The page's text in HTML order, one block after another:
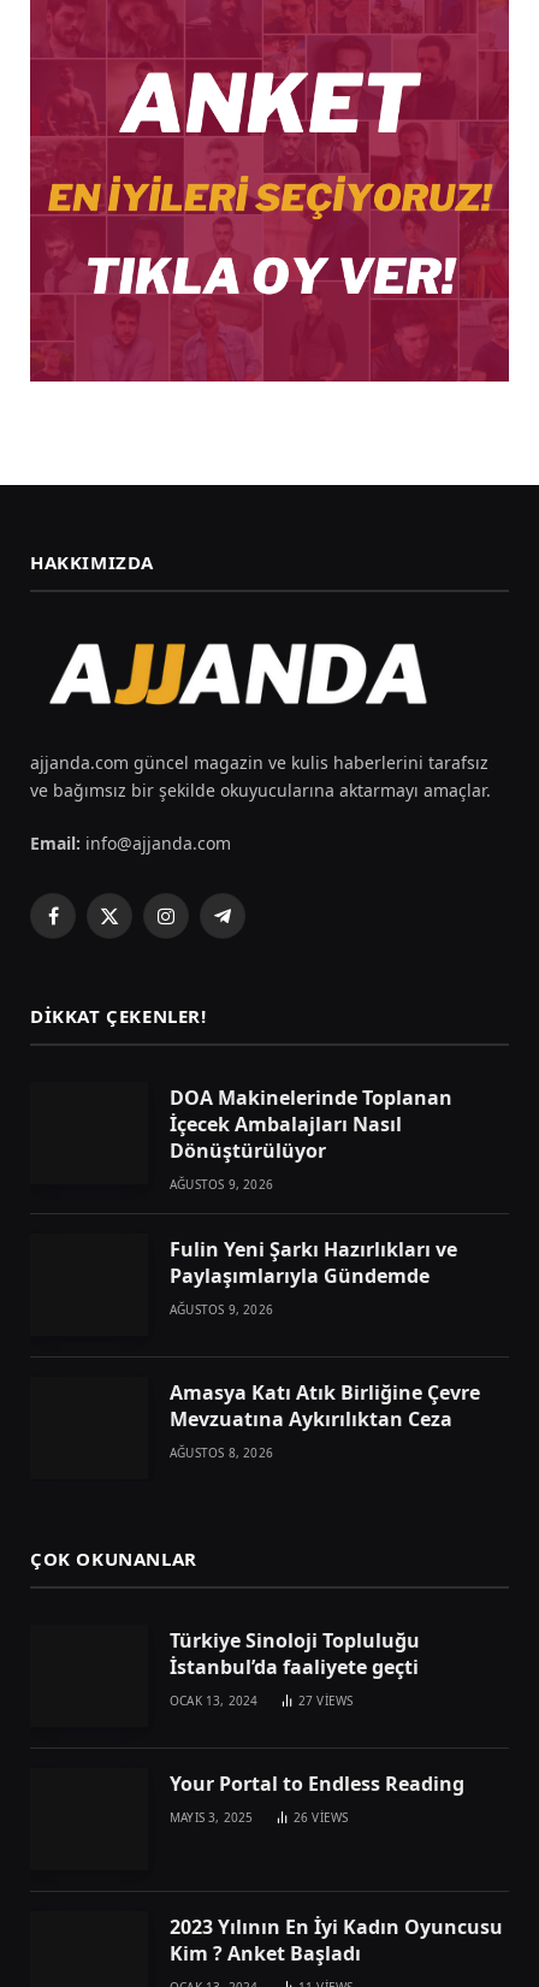
HAKKIMIZDA
ajjanda.com güncel magazin ve kulis haberlerini tarafsız
ve bağımsız bir şekilde okuyucularına aktarmayı amaçlar.
Email: info@ajjanda.com
Facebook
X
InstagramTelegram
DIKKAT ÇEKENLER!
DOA Makinelerinde Toplanan
İçecek Ambalajları Nasıl
Dönüştürülüyor
AĞUSTOS 9, 2026
Fulin Yeni Şarkı Hazırlıkları ve
Paylaşımlarıyla Gündemde
AĞUSTOS 9, 2026
Amasya Katı Atık Birliğine Çevre
Mevzuatına Aykırılıktan Ceza
AĞUSTOS 8, 2026
ÇOK OKUNANLAR
Türkiye Sinoloji Topluluğu
İstanbul’da faaliyete geçti
OCAK 13, 2024 27VIEWS
Your Portal to Endless Reading
MAYIS 3, 2025 26VIEWS
2023 Yılının En İyi Kadın Oyuncusu
Kim ? Anket Başladı